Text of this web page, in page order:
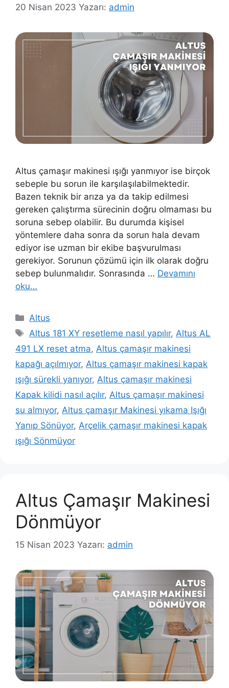
20 Nisan 2023 Yazarı: admin
Altus çamaşır makinesi ışığı yanmıyor ise birçok
sebeple bu sorun ile karşılaşılabilmektedir.
Bazen teknik bir arıza ya da takip edilmesi
gereken çalıştırma sürecinin doğru olmaması bu
soruna sebep olabilir. Bu durumda kişisel
yöntemlere daha sonra da sorun hala devam
ediyor ise uzman bir ekibe başvurulması
gerekiyor. Sorunun çözümü için ilk olarak doğru
sebep bulunmalıdır. Sonrasında … Devamını
oku…
Kategoriler
Altus
Etiketler
Altus 181 XY resetleme nasıl yapılır,Altus AL
491 LX reset atma, Altus çamaşır makinesi
kapağı açılmıyor, Altus çamaşır makinesi kapak
ışığı sürekli yanıyor, Altus çamaşır makinesi
Kapak kilidi nasıl açılır, Altus çamaşır makinesi
su almıyor, Altus çamaşır Makinesi yıkama Işığı
Yanıp Sönüyor, Arçelik çamaşır makinesi kapak
ışığı Sönmüyor
Altus Çamaşır Makinesi
Dönmüyor
15 Nisan 2023 Yazarı: admin